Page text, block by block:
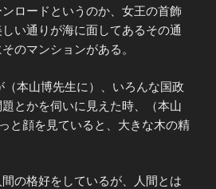
ロードというのか、女王の首飾
い通りが海に面してあるその通
のマンションがある。
（本山博先生に）、いろんな国政
とかを伺いに見えた時、（本山
と顔を見ていると、大きな木の精
の格好をしているが、人間とは